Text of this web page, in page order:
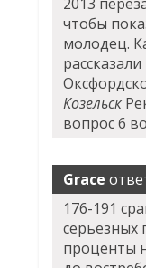
чтобы
молодец.
Козельск
вопрос 6
Grace
176-191
серьезных
проценты